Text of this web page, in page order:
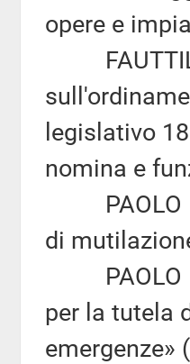
opere e
legislativo
nomina e
PAOLO
di
PAOLO
per la tutela
emergenze»